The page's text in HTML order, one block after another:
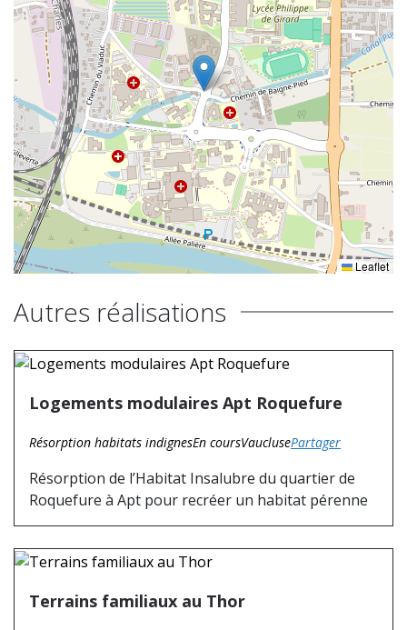
Leaflet
Autres réalisations
Logements modulaires Apt Roquefure
Résorption habitats indignesEn coursVauclusePartager
Résorption de l’Habitat Insalubre du quartier de
Roquefure à Apt pour recréer un habitat pérenne
Terrains familiaux au Thor